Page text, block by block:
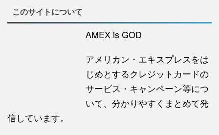
このサイトについて
AMEX is GOD
アメリカン・エキスプレスをは
じめとするクレジットカードの
サービス・キャンペーン等につ
いて、分かりやすくまとめて発
信しています。